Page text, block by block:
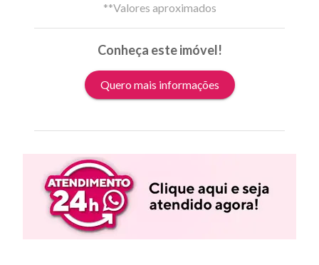
**Valores aproximados
Conheça este imóvel!
Quero mais informações